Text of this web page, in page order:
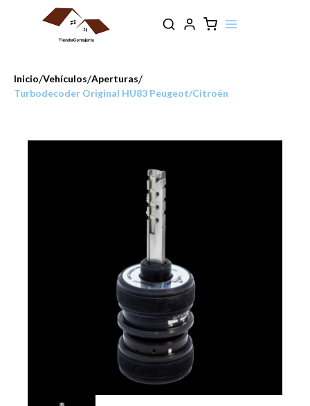
Inicio/Vehículos/Aperturas/
Turbodecoder Original HU83 Peugeot/Citroën